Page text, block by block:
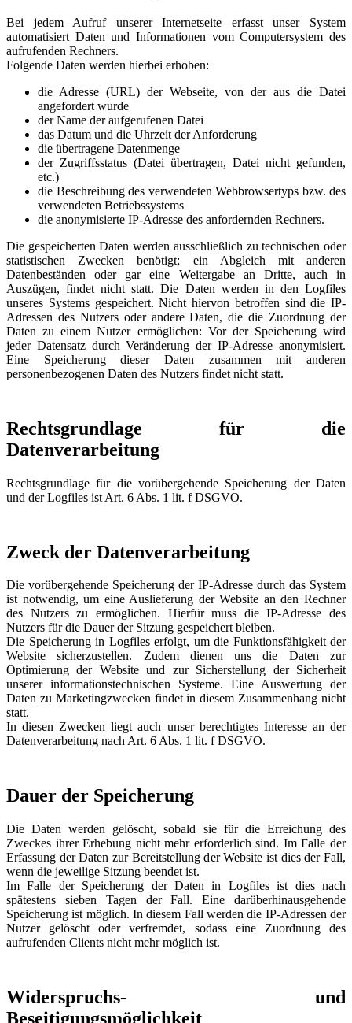
Bei jedem Aufruf unserer Internetseite erfasst unser System
automatisiert Daten und Informationen vom Computersystem des
aufrufenden Rechners.
Folgende Daten werden hierbei erhoben:
die Adresse (URL) der Webseite, von der aus die Datei
angefordert wurde
der Name der aufgerufenen Datei
das Datum und die Uhrzeit der Anforderung
die übertragene Datenmenge
der Zugriffsstatus (Datei übertragen, Datei nicht gefunden,
etc.)
die Beschreibung des verwendeten Webbrowsertyps bzw. des
verwendeten Betriebssystems
die anonymisierte IP-Adresse des anfordernden Rechners.
Die gespeicherten Daten werden ausschließlich zu technischen oder
statistischen Zwecken benötigt; ein Abgleich mit anderen
Datenbeständen oder gar eine Weitergabe an Dritte, auch in
Auszügen, findet nicht statt. Die Daten werden in den Logfiles
unseres Systems gespeichert. Nicht hiervon betroffen sind die IP-
Adressen des Nutzers oder andere Daten, die die Zuordnung der
Daten zu einem Nutzer ermöglichen: Vor der Speicherung wird
jeder Datensatz durch Veränderung der IP-Adresse anonymisiert.
Eine Speicherung dieser Daten zusammen mit anderen
personenbezogenen Daten des Nutzers findet nicht statt.
Rechtsgrundlage für die
Datenverarbeitung
Rechtsgrundlage für die vorübergehende Speicherung der Daten
und der Logfiles ist Art. 6 Abs. 1 lit. f DSGVO.
Zweck der Datenverarbeitung
Die vorübergehende Speicherung der IP-Adresse durch das System
ist notwendig, um eine Auslieferung der Website an den Rechner
des Nutzers zu ermöglichen. Hierfür muss die IP-Adresse des
Nutzers für die Dauer der Sitzung gespeichert bleiben.
Die Speicherung in Logfiles erfolgt, um die Funktionsfähigkeit der
Website sicherzustellen. Zudem dienen uns die Daten zur
Optimierung der Website und zur Sicherstellung der Sicherheit
unserer informationstechnischen Systeme. Eine Auswertung der
Daten zu Marketingzwecken findet in diesem Zusammenhang nicht
statt.
In diesen Zwecken liegt auch unser berechtigtes Interesse an der
Datenverarbeitung nach Art. 6 Abs. 1 lit. f DSGVO.
Dauer der Speicherung
Die Daten werden gelöscht, sobald sie für die Erreichung des
Zweckes ihrer Erhebung nicht mehr erforderlich sind. Im Falle der
Erfassung der Daten zur Bereitstellung der Website ist dies der Fall,
wenn die jeweilige Sitzung beendet ist.
Im Falle der Speicherung der Daten in Logfiles ist dies nach
spätestens sieben Tagen der Fall. Eine darüberhinausgehende
Speicherung ist möglich. In diesem Fall werden die IP-Adressen der
Nutzer gelöscht oder verfremdet, sodass eine Zuordnung des
aufrufenden Clients nicht mehr möglich ist.
Widerspruchs- und
Beseitigungsmöglichkeit